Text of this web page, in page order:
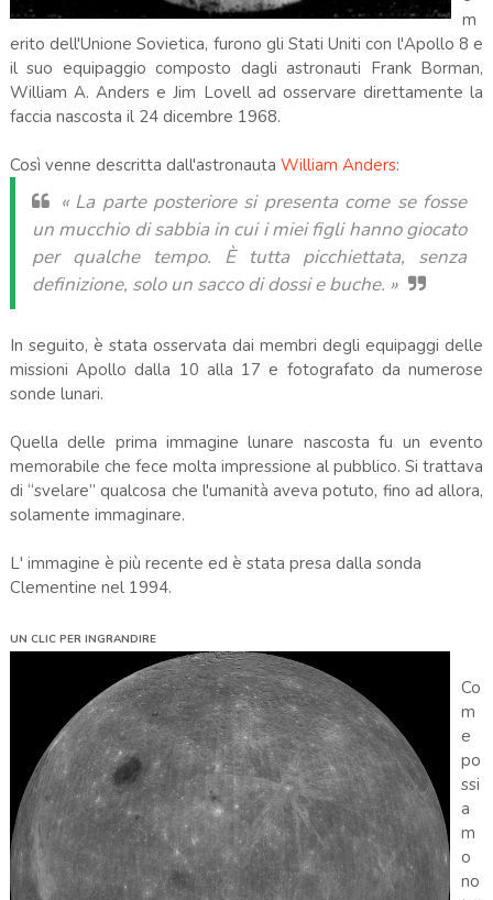
m
erito dell'Unione Sovietica, furono gli Stati Uniti con l'Apollo 8 e
il suo equipaggio composto dagli astronauti Frank Borman,
William A. Anders e Jim Lovell ad osservare direttamente la
faccia nascosta il 24 dicembre 1968.
Così venne descritta dall'astronauta William Anders:
« La parte posteriore si presenta come se fosse
un mucchio di sabbia in cui i miei figli hanno giocato
per qualche tempo. È tutta picchiettata, senza
definizione, solo un sacco di dossi e buche. »
In seguito, è stata osservata dai membri degli equipaggi delle
missioni Apollo dalla 10 alla 17 e fotografato da numerose
sonde lunari.
Quella delle prima immagine lunare nascosta fu un evento
memorabile che fece molta impressione al pubblico. Si trattava
di “svelare” qualcosa che l'umanità aveva potuto, fino ad allora,
solamente immaginare.
L' immagine è più recente ed è stata presa dalla sonda
Clementine nel 1994.
UN CLIC PER INGRANDIRE
Co
m
e
po
ssi
a
m
o
no